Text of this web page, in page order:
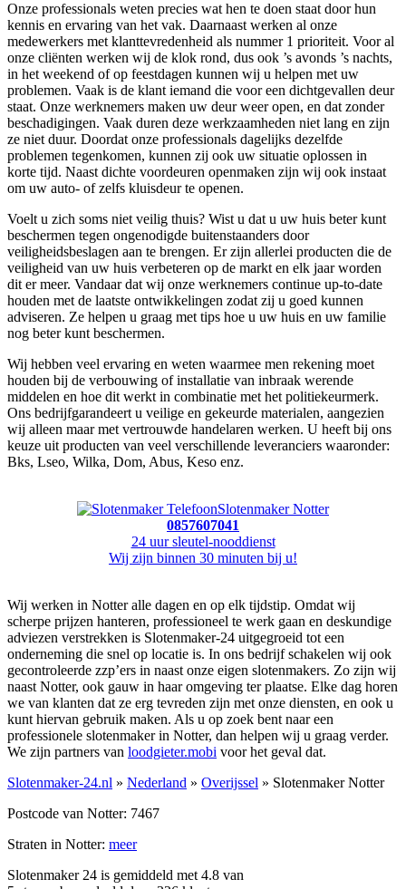
Onze professionals weten precies wat hen te doen staat door hun
kennis en ervaring van het vak. Daarnaast werken al onze
medewerkers met klanttevredenheid als nummer 1 prioriteit. Voor al
onze cliënten werken wij de klok rond, dus ook ’s avonds ’s nachts,
in het weekend of op feestdagen kunnen wij u helpen met uw
problemen. Vaak is de klant iemand die voor een dichtgevallen deur
staat. Onze werknemers maken uw deur weer open, en dat zonder
beschadigingen. Vaak duren deze werkzaamheden niet lang en zijn
ze niet duur. Doordat onze professionals dagelijks dezelfde
problemen tegenkomen, kunnen zij ook uw situatie oplossen in
korte tijd. Naast dichte voordeuren openmaken zijn wij ook instaat
om uw auto- of zelfs kluisdeur te openen.
Voelt u zich soms niet veilig thuis? Wist u dat u uw huis beter kunt
beschermen tegen ongenodigde buitenstaanders door
veiligheidsbeslagen aan te brengen. Er zijn allerlei producten die de
veiligheid van uw huis verbeteren op de markt en elk jaar worden
dit er meer. Vandaar dat wij onze werknemers continue up-to-date
houden met de laatste ontwikkelingen zodat zij u goed kunnen
adviseren. Ze helpen u graag met tips hoe u uw huis en uw familie
nog beter kunt beschermen.
Wij hebben veel ervaring en weten waarmee men rekening moet
houden bij de verbouwing of installatie van inbraak werende
middelen en hoe dit werkt in combinatie met het politiekeurmerk.
Ons bedrijfgarandeert u veilige en gekeurde materialen, aangezien
wij alleen maar met vertrouwde handelaren werken. U heeft bij ons
keuze uit producten van veel verschillende leveranciers waaronder:
Bks, Lseo, Wilka, Dom, Abus, Keso enz.
Slotenmaker Notter
0857607041
24 uur sleutel-nooddienst
Wij zijn binnen 30 minuten bij u!
Wij werken in Notter alle dagen en op elk tijdstip. Omdat wij
scherpe prijzen hanteren, professioneel te werk gaan en deskundige
adviezen verstrekken is Slotenmaker-24 uitgegroeid tot een
onderneming die snel op locatie is. In ons bedrijf schakelen wij ook
gecontroleerde zzp’ers in naast onze eigen slotenmakers. Zo zijn wij
naast Notter, ook gauw in haar omgeving ter plaatse. Elke dag horen
we van klanten dat ze erg tevreden zijn met onze diensten, en ook u
kunt hiervan gebruik maken. Als u op zoek bent naar een
professionele slotenmaker in Notter, dan helpen wij u graag verder.
We zijn partners van loodgieter.mobi voor het geval dat.
Slotenmaker-24.nl » Nederland » Overijssel » Slotenmaker Notter
Postcode van Notter: 7467
Straten in Notter: meer
Slotenmaker 24 is gemiddeld met 4.8 van